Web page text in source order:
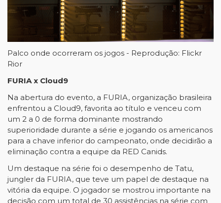
Palco onde ocorreram os jogos - Reprodução: Flickr
Rior
FURIA x Cloud9
Na abertura do evento, a FURIA, organização brasileira
enfrentou a Cloud9, favorita ao título e venceu com
um 2 a 0 de forma dominante mostrando
superioridade durante a série e jogando os americanos
para a chave inferior do campeonato, onde decidirão a
eliminação contra a equipe da RED Canids.
Um destaque na série foi o desempenho de Tatu,
jungler da FURIA, que teve um papel de destaque na
vitória da equipe. O jogador se mostrou importante na
decisão com um total de 30 assistências na série com